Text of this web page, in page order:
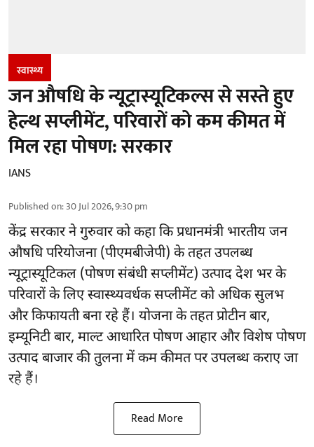
स्वास्थ्य
जन औषधि के न्यूट्रास्यूटिकल्स से सस्ते हुए
हेल्थ सप्लीमेंट, परिवारों को कम कीमत में
मिल रहा पोषण: सरकार
IANS
Published on:30 Jul 2026, 9:30 pm
केंद्र सरकार ने गुरुवार को कहा कि प्रधानमंत्री भारतीय जन
औषधि परियोजना (पीएमबीजेपी) के तहत उपलब्ध
न्यूट्रास्यूटिकल (पोषण संबंधी सप्लीमेंट) उत्पाद देश भर के
परिवारों के लिए स्वास्थ्यवर्धक सप्लीमेंट को अधिक सुलभ
और किफायती बना रहे हैं। योजना के तहत प्रोटीन बार,
इम्यूनिटी बार, माल्ट आधारित पोषण आहार और विशेष पोषण
उत्पाद बाजार की तुलना में कम कीमत पर उपलब्ध कराए जा
रहे हैं।
Read More